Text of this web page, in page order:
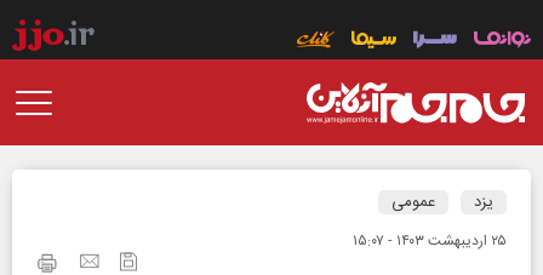
یزد عمومی
۲۵ ارديبهشت ۱۴۰۳ - ۱۵:۰۷